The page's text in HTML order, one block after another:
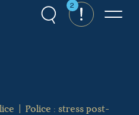
RechercheAlertes
2
Menu
Police : stress post-